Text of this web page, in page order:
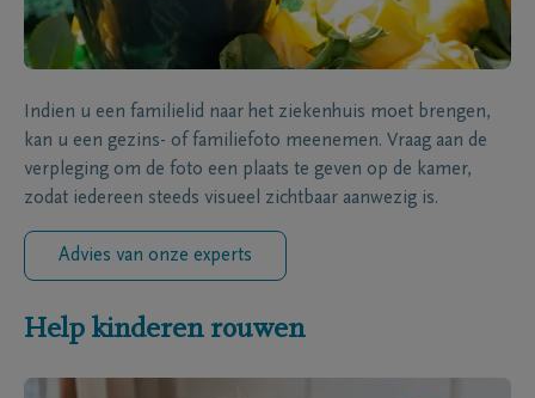
Indien u een familielid naar het ziekenhuis moet brengen,
kan u een gezins- of familiefoto meenemen. Vraag aan de
verpleging om de foto een plaats te geven op de kamer,
zodat iedereen steeds visueel zichtbaar aanwezig is.
Advies van onze experts
Help kinderen rouwen